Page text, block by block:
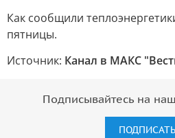
Как сообщили
пятницы.
Источник: Канал в МАКС
Подписывайтесь на